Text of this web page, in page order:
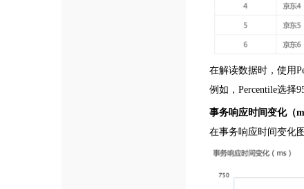
在解读数据时，使用
例如，Percentile选择
事务响应时间变化（
在事务响应时间变化